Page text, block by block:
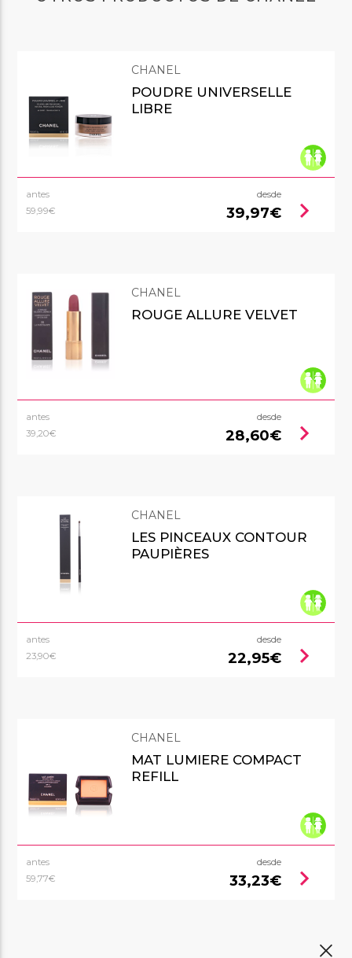
CHANEL
POUDRE UNIVERSELLE
LIBRE
antes
59,99€
desde
39,97€ chevron_right
CHANEL
ROUGE ALLURE VELVET
antes
39,20€
desde
28,60€ chevron_right
CHANEL
LES PINCEAUX CONTOUR
PAUPIÈRES
antes
23,90€
desde
22,95€ chevron_right
CHANEL
MAT LUMIERE COMPACT
REFILL
antes
59,77€
desde
33,23€ chevron_right